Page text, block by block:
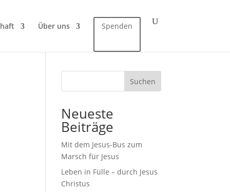
Über uns Spenden
Suchen
Neueste
Beiträge
Mit dem Jesus-Bus zum
Marsch für Jesus
Leben in Fülle – durch Jesus
Christus